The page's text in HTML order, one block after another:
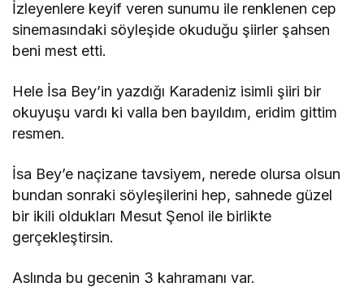
İzleyenlere keyif veren sunumu ile renklenen cep
sinemasındaki söyleşide okuduğu şiirler şahsen
beni mest etti.
Hele İsa Bey’in yazdığı Karadeniz isimli şiiri bir
okuyuşu vardı ki valla ben bayıldım, eridim gittim
resmen.
İsa Bey’e naçizane tavsiyem, nerede olursa olsun
bundan sonraki söyleşilerini hep, sahnede güzel
bir ikili oldukları Mesut Şenol ile birlikte
gerçekleştirsin.
Aslında bu gecenin 3 kahramanı var.